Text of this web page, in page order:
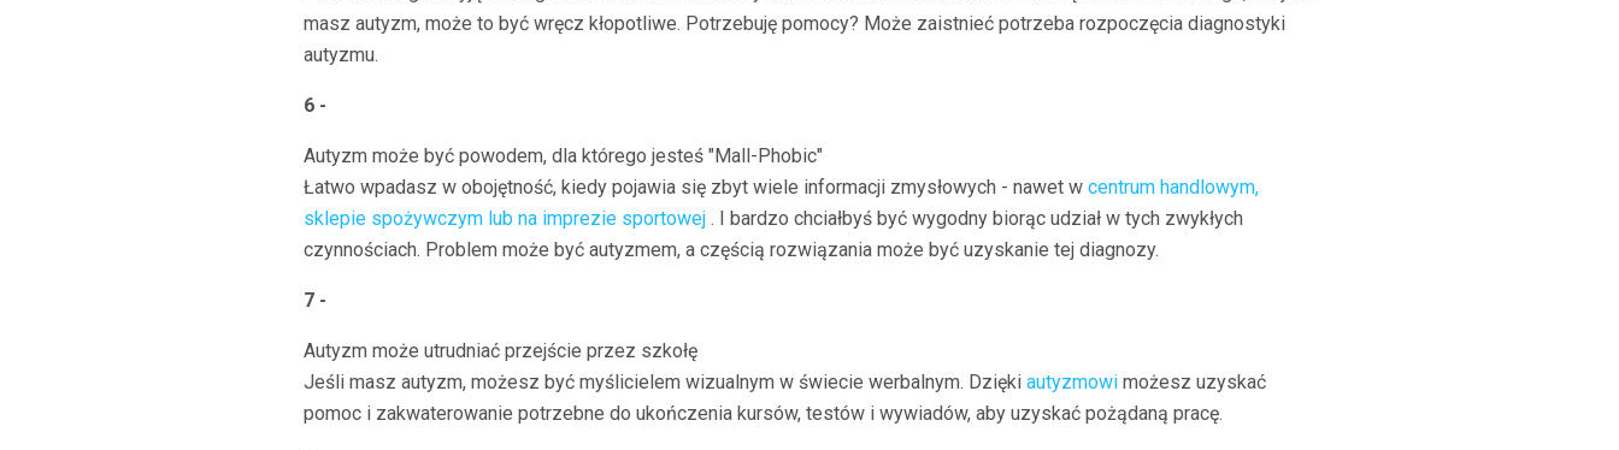
masz autyzm, może to być wręcz kłopotliwe. Potrzebuję pomocy? Może zaistnieć potrzeba rozpoczęcia diagnostyki
autyzmu.
6 -
Autyzm może być powodem, dla którego jesteś "Mall-Phobic"
Łatwo wpadasz w obojętność, kiedy pojawia się zbyt wiele informacji zmysłowych - nawet w centrum handlowym,
sklepie spożywczym lub na imprezie sportowej . I bardzo chciałbyś być wygodny biorąc udział w tych zwykłych
czynnościach. Problem może być autyzmem, a częścią rozwiązania może być uzyskanie tej diagnozy.
7 -
Autyzm może utrudniać przejście przez szkołę
Jeśli masz autyzm, możesz być myślicielem wizualnym w świecie werbalnym. Dzięki autyzmowi możesz uzyskać
pomoc i zakwaterowanie potrzebne do ukończenia kursów, testów i wywiadów, aby uzyskać pożądaną pracę.